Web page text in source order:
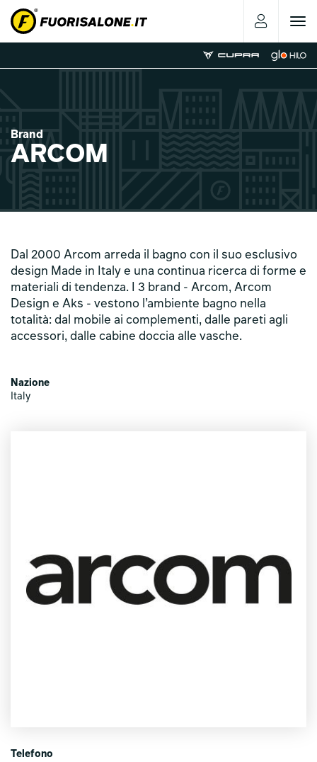
Toggle
Brand
ARCOM
Dal 2000 Arcom arreda il bagno con il suo esclusivo
design Made in Italy e una continua ricerca di forme e
materiali di tendenza. I 3 brand - Arcom, Arcom
Design e Aks - vestono l’ambiente bagno nella
totalità: dal mobile ai complementi, dalle pareti agli
accessori, dalle cabine doccia alle vasche.
Nazione
Italy
Telefono